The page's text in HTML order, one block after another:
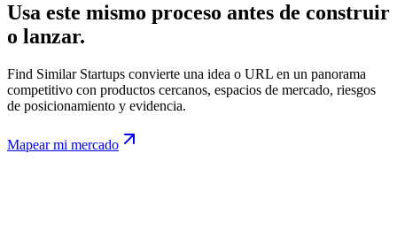
Usa este mismo proceso antes de construir
o lanzar.
Find Similar Startups convierte una idea o URL en un panorama
competitivo con productos cercanos, espacios de mercado, riesgos
de posicionamiento y evidencia.
Mapear mi mercado